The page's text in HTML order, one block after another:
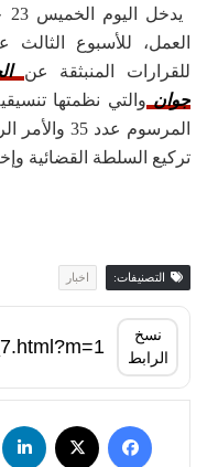
العمل، للأسبوع
للقرارات المنبثقة عن
جوان والتي نظمتها
تركيع السلطة القضائية
التصنيفات: اخبار
نسخ
الرابط